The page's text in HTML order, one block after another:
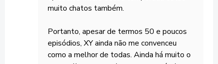
muito chatos também.
Portanto, apesar de termos 50 e poucos
episódios, XY ainda não me convenceu
como a melhor de todas. Ainda há muito o